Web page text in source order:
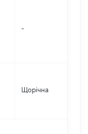
-
Щорічна